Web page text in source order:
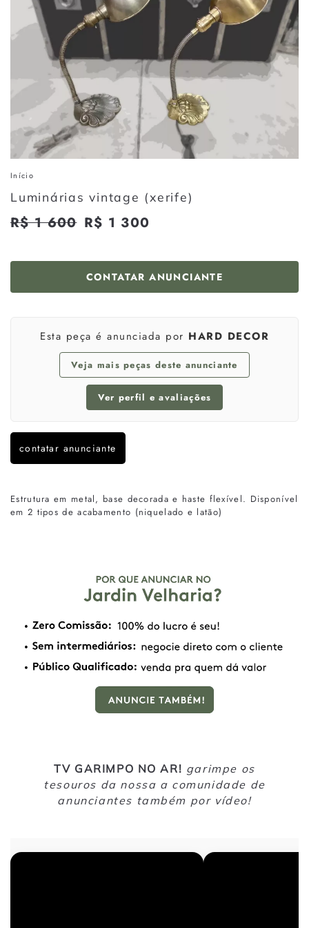
Início
Luminárias vintage (xerife)
Preço
normal
R$ 1 600R$
600
Preço
promocional
R$ 1 300
300
CONTATAR ANUNCIANTE
Esta peça é anunciada por HARD DECOR
Veja mais peças deste anunciante
Ver perfil e avaliações
contatar anunciante
Estrutura em metal, base decorada e haste flexível. Disponível
em 2 tipos de acabamento (niquelado e latão)
TV GARIMPO NO AR! garimpe os
tesouros da nossa a comunidade de
anunciantes também por vídeo!